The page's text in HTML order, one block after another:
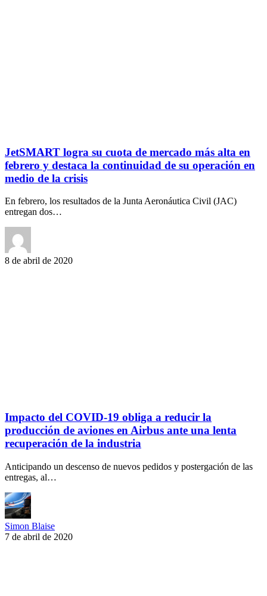
JetSMART logra su cuota de mercado más alta en
febrero y destaca la continuidad de su operación en
medio de la crisis
En febrero, los resultados de la Junta Aeronáutica Civil (JAC)
entregan dos…
8 de abril de 2020
Impacto del COVID-19 obliga a reducir la
producción de aviones en Airbus ante una lenta
recuperación de la industria
Anticipando un descenso de nuevos pedidos y postergación de las
entregas, al…
Simon Blaise
7 de abril de 2020